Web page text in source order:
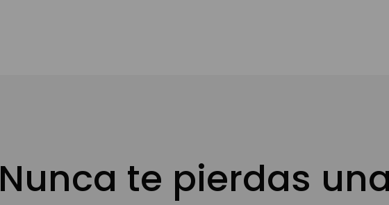
Nunca te pierdas